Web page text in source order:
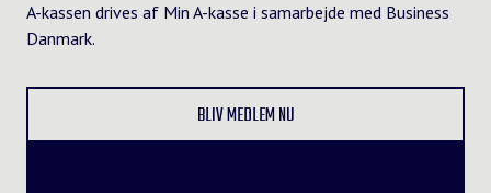
A-kassen drives af Min A-kasse i samarbejde med Business
Danmark.
BLIV MEDLEM NU